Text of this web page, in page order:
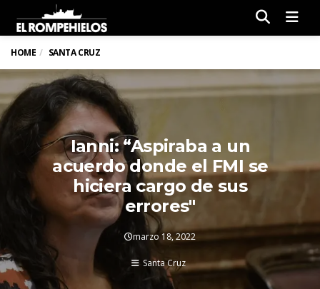
HOME SANTA CRUZ
Ianni: “Aspiraba a un
acuerdo donde el FMI se
hiciera cargo de sus
errores"
marzo 18, 2022
Santa Cruz